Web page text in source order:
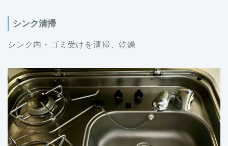
シンク清掃
シンク内・ゴミ受けを清掃、乾燥